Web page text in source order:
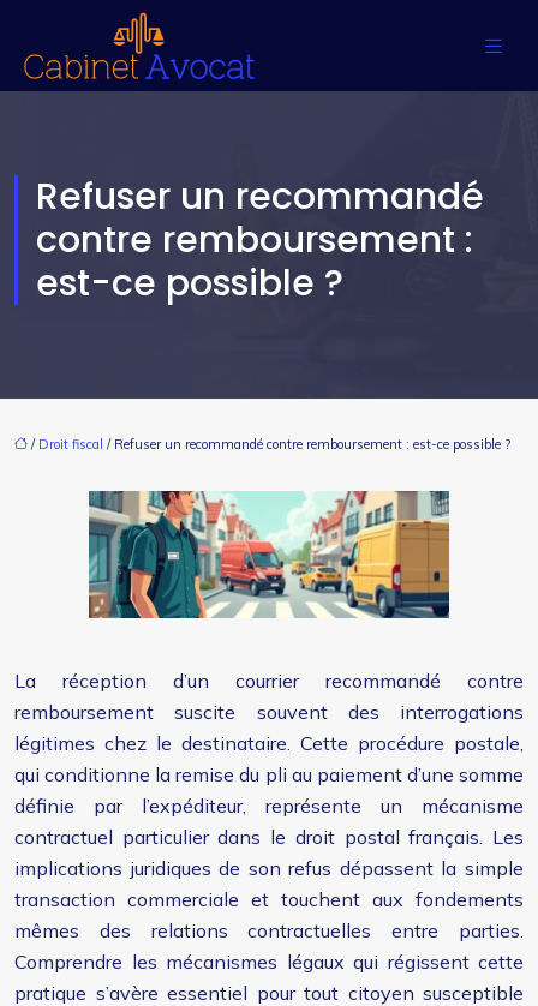
Refuser un recommandé
contre remboursement :
est-ce possible ?
/ Droit fiscal / Refuser un recommandé contre remboursement : est-ce possible ?
La réception d’un courrier recommandé contre
remboursement suscite souvent des interrogations
légitimes chez le destinataire. Cette procédure postale,
qui conditionne la remise du pli au paiement d’une somme
définie par l’expéditeur, représente un mécanisme
contractuel particulier dans le droit postal français. Les
implications juridiques de son refus dépassent la simple
transaction commerciale et touchent aux fondements
mêmes des relations contractuelles entre parties.
Comprendre les mécanismes légaux qui régissent cette
pratique s’avère essentiel pour tout citoyen susceptible